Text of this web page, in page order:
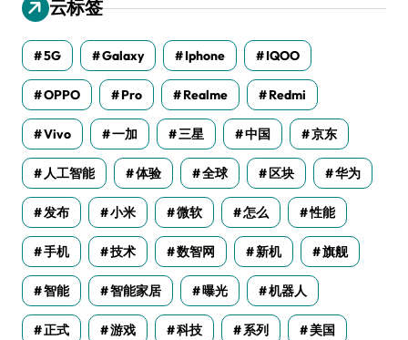
云标签
5G Galaxy Iphone IQOO
OPPO Pro Realme Redmi
Vivo 一加 三星 中国 京东
人工智能 体验 全球 区块 华为
发布 小米 微软 怎么 性能
手机 技术 数智网 新机 旗舰
智能 智能家居 曝光 机器人
正式 游戏 科技 系列 美国